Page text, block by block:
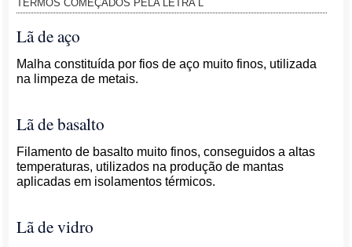
TERMOS COMEÇADOS PELA LETRA L
Lã de aço
Malha constituída por fios de aço muito finos, utilizada
na limpeza de metais.
Lã de basalto
Filamento de basalto muito finos, conseguidos a altas
temperaturas, utilizados na produção de mantas
aplicadas em isolamentos térmicos.
Lã de vidro